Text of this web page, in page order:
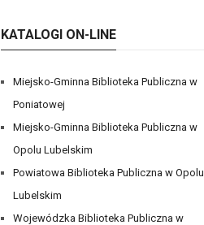
KATALOGI ON-LINE
Miejsko-Gminna Biblioteka Publiczna w
Poniatowej
Miejsko-Gminna Biblioteka Publiczna w
Opolu Lubelskim
Powiatowa Biblioteka Publiczna w Opolu
Lubelskim
Wojewódzka Biblioteka Publiczna w